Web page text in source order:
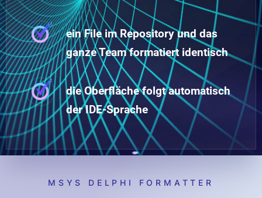
ein File im Repository und das
ganze Team formatiert identisch
die Oberfläche folgt automatisch
der IDE-Sprache
MSYS DELPHI FORMATTER